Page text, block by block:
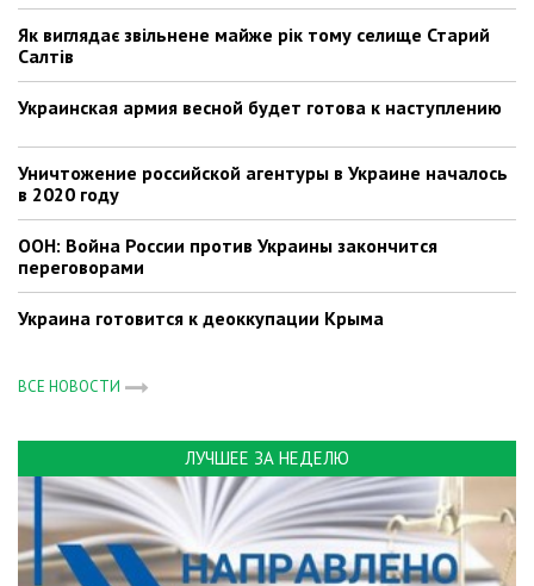
Як виглядає звільнене майже рік тому селище Старий
Салтів
Украинская армия весной будет готова к наступлению
Уничтожение российской агентуры в Украине началось
в 2020 году
ООН: Война России против Украины закончится
переговорами
Украина готовится к деоккупации Крыма
ВСЕ НОВОСТИ
ЛУЧШЕЕ ЗА НЕДЕЛЮ